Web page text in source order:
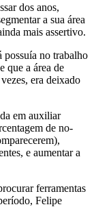
dos anos,
a sua área
mais assertivo.
possuía no trabalho
que a área de
era deixado
em auxiliar
de no-
e aumentar a
ferramentas
Felipe